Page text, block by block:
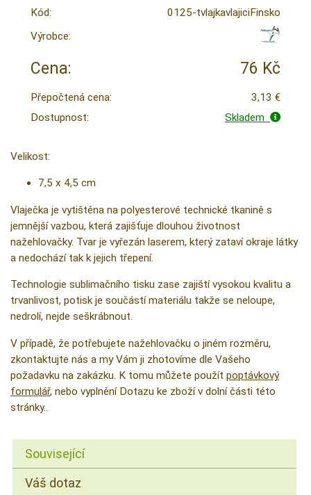
Kód:
0125-tvlajkavlajiciFinsko
Výrobce:
Cena: 76 Kč
Přepočtená cena:
3,13 €
Dostupnost:
Skladem
Velikost:
7,5 x 4,5 cm
Vlaječka je vytištěna na polyesterové technické tkanině s
jemnější vazbou, která zajišťuje dlouhou životnost
nažehlovačky. Tvar je vyřezán laserem, který zataví okraje látky
a nedochází tak k jejich třepení.
Technologie sublimačního tisku zase zajiští vysokou kvalitu a
trvanlivost, potisk je součástí materiálu takže se neloupe,
nedrolí, nejde seškrábnout.
V případě, že potřebujete nažehlovačku o jiném rozměru,
zkontaktujte nás a my Vám ji zhotovíme dle Vašeho
požadavku na zakázku. K tomu můžete použít poptávkový
formulář, nebo vyplnění Dotazu ke zboží v dolní části této
stránky..
Související
Váš dotaz